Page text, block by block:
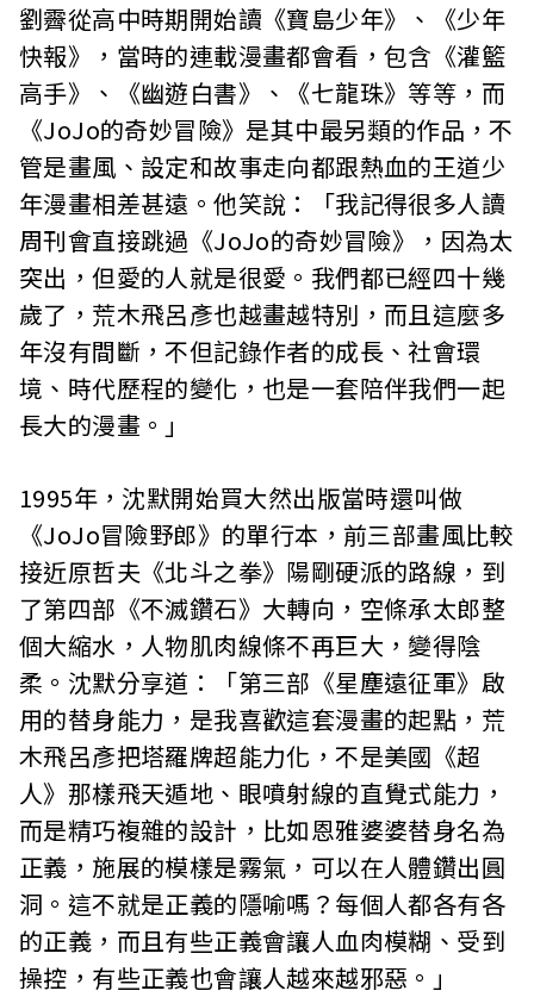
劉霽從高中時期開始讀《寶島少年》、《少年
快報》，當時的連載漫畫都會看，包含《灌籃
高手》、《幽遊白書》、《七龍珠》等等，而
《JoJo的奇妙冒險》是其中最另類的作品，不
管是畫風、設定和故事走向都跟熱血的王道少
年漫畫相差甚遠。他笑說：「我記得很多人讀
周刊會直接跳過《JoJo的奇妙冒險》，因為太
突出，但愛的人就是很愛。我們都已經四十幾
歲了，荒木飛呂彥也越畫越特別，而且這麼多
年沒有間斷，不但記錄作者的成長、社會環
境、時代歷程的變化，也是一套陪伴我們一起
長大的漫畫。」
1995年，沈默開始買大然出版當時還叫做
《JoJo冒險野郎》的單行本，前三部畫風比較
接近原哲夫《北斗之拳》陽剛硬派的路線，到
了第四部《不滅鑽石》大轉向，空條承太郎整
個大縮水，人物肌肉線條不再巨大，變得陰
柔。沈默分享道：「第三部《星塵遠征軍》啟
用的替身能力，是我喜歡這套漫畫的起點，荒
木飛呂彥把塔羅牌超能力化，不是美國《超
人》那樣飛天遁地、眼噴射線的直覺式能力，
而是精巧複雜的設計，比如恩雅婆婆替身名為
正義，施展的模樣是霧氣，可以在人體鑽出圓
洞。這不就是正義的隱喻嗎？每個人都各有各
的正義，而且有些正義會讓人血肉模糊、受到
操控，有些正義也會讓人越來越邪惡。」